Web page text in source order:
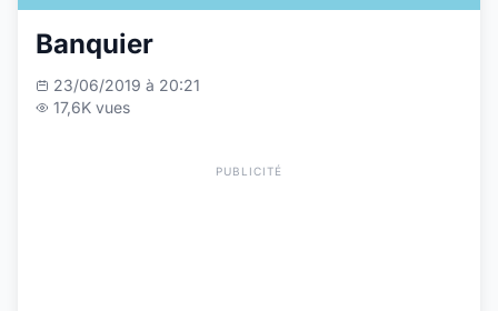
Banquier
23/06/2019 à 20:21
17,6K vues
PUBLICITÉ